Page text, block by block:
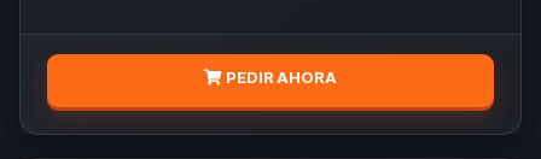
PEDIR AHORA